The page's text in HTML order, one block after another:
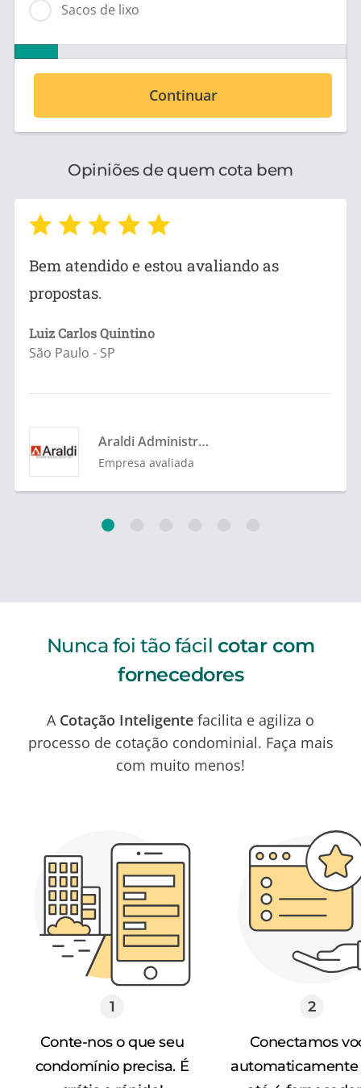
Sacos de lixo
Continuar
Opiniões de quem cota bem
Bem atendido e estou avaliando as
propostas.
Luiz Carlos Quintino
São Paulo - SP
Araldi Administradora
Empresa avaliada
Nunca foi tão fácil cotar com
fornecedores
A Cotação Inteligente facilita e agiliza o
processo de cotação condominial. Faça mais
com muito menos!
Conte-nos o que seu
condomínio precisa. É
Conectamos
automaticamente